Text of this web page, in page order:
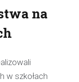
na
w szkołach